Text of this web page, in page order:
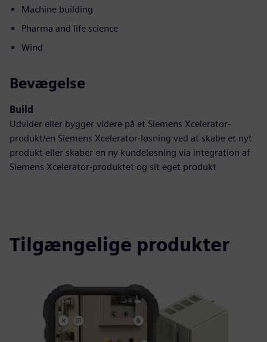
Machine building
Pharma and life science
Wind
Bevægelse
Build
Udvider eller bygger videre på et Siemens Xcelerator-
produkt/en Siemens Xcelerator-løsning ved at skabe et nyt
produkt eller skaber en ny kundeløsning via integration af
Siemens Xcelerator-produktet og sit eget produkt
Tilgængelige produkter